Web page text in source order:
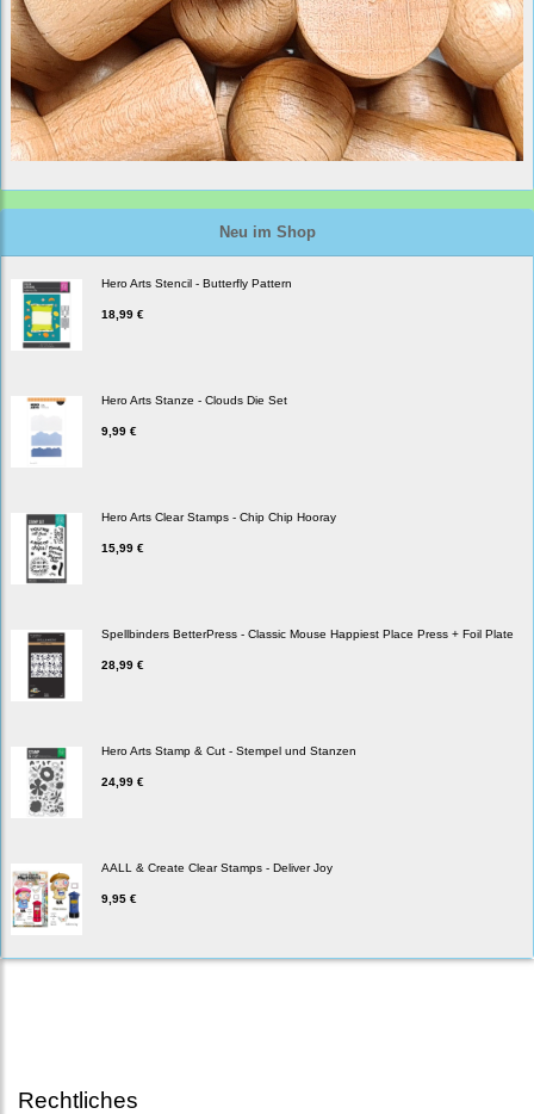
Neu im Shop
Hero Arts Stencil - Butterfly Pattern
18,99 €
Hero Arts Stanze - Clouds Die Set
9,99 €
Hero Arts Clear Stamps - Chip Chip Hooray
15,99 €
Spellbinders BetterPress - Classic Mouse Happiest Place Press + Foil Plate
28,99 €
Hero Arts Stamp & Cut - Stempel und Stanzen
24,99 €
AALL & Create Clear Stamps - Deliver Joy
9,95 €
Rechtliches